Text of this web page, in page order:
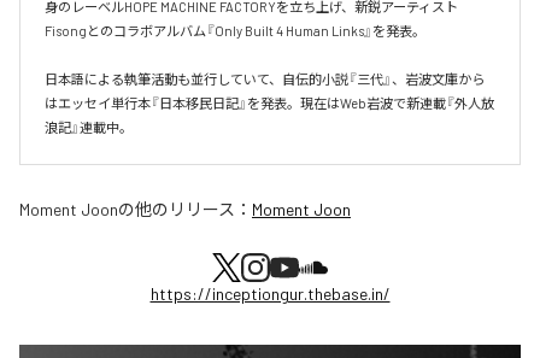
身のレーベルHOPE MACHINE FACTORYを立ち上げ、新鋭アーティスト
Fisongとのコラボアルバム『Only Built 4 Human Links』を発表。
日本語による執筆活動も並行していて、自伝的小説『三代』、岩波文庫から
はエッセイ単行本『日本移民日記』を発表。現在はWeb岩波で新連載『外人放
浪記』連載中。
Moment Joonの他のリリース： Moment Joon
https://inceptiongur.thebase.in/